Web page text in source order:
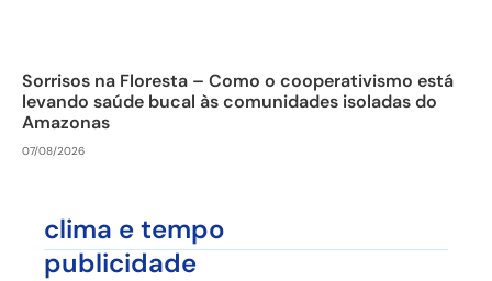
Sorrisos na Floresta – Como o cooperativismo está
levando saúde bucal às comunidades isoladas do
Amazonas
07/08/2026
clima e tempo
publicidade